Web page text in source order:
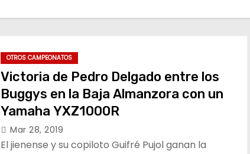
OTROS CAMPEONATOS
Victoria de Pedro Delgado entre los
Buggys en la Baja Almanzora con un
Yamaha YXZ1000R
Mar 28, 2019
El jienense y su copiloto Guifré Pujol ganan la